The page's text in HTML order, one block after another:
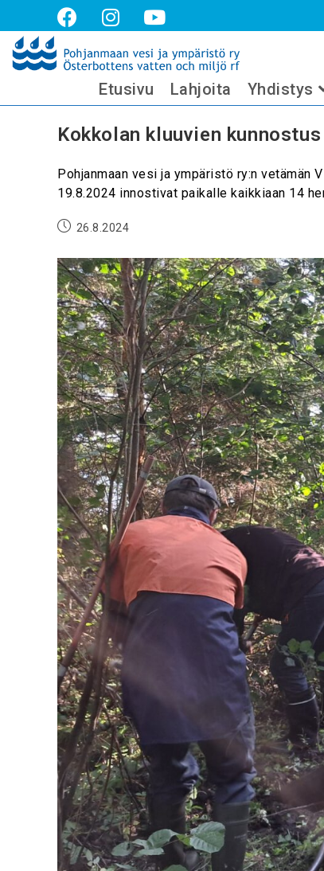
Etusivu Lahjoita Yhdistys
Kokkolan kluuvien
Pohjanmaan vesi ja ympäristö ry:n vetämän
19.8.2024 innostivat paikalle kaikkiaan 14
26.8.2024